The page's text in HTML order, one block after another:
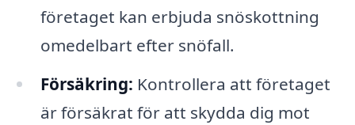
företaget kan erbjuda snöskottning
omedelbart efter snöfall.
Försäkring: Kontrollera att företaget
är försäkrat för att skydda dig mot